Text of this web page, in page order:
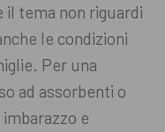
il tema non riguardi
le condizioni
Per una
ad assorbenti o
e